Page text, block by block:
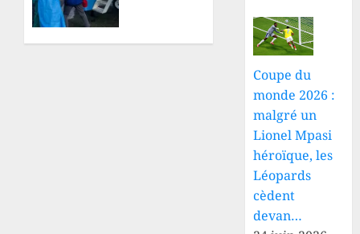
Coupe du
monde 2026 :
malgré un
Lionel Mpasi
héroïque, les
Léopards
cèdent
devan…